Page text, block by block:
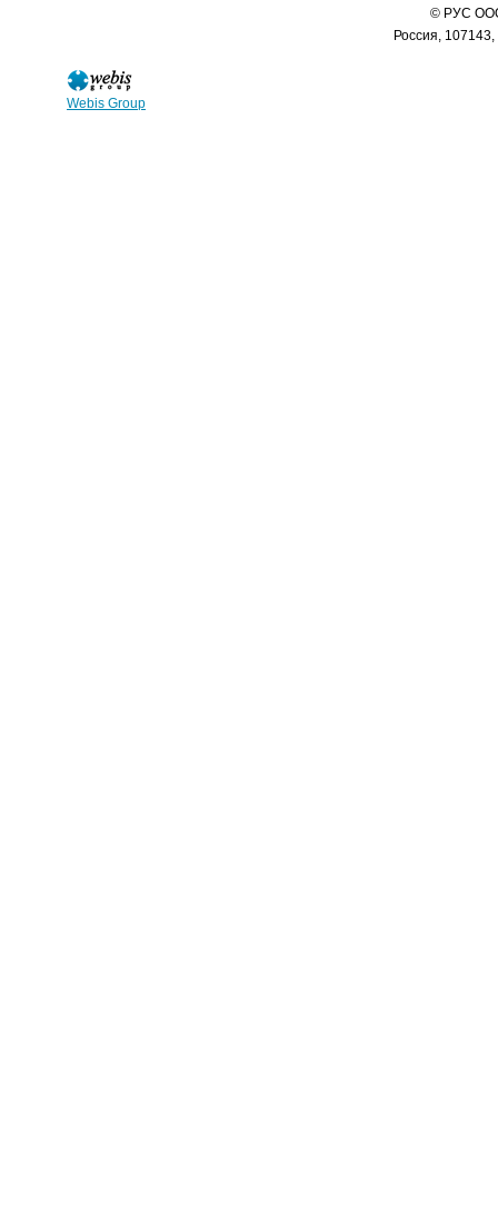
Webis Group
© РУС ООО
Россия,